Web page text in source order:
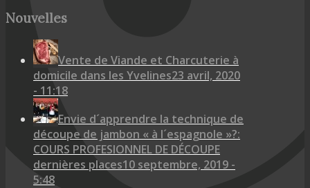
Nouvelles
Vente de Viande et Charcuterie à
domicile dans les Yvelines23 avril, 2020
- 11:18
Envie d´apprendre la technique de
découpe de jambon « à l´espagnole »?:
COURS PROFESIONNEL DE DÉCOUPE
dernières places10 septembre, 2019 -
5:48